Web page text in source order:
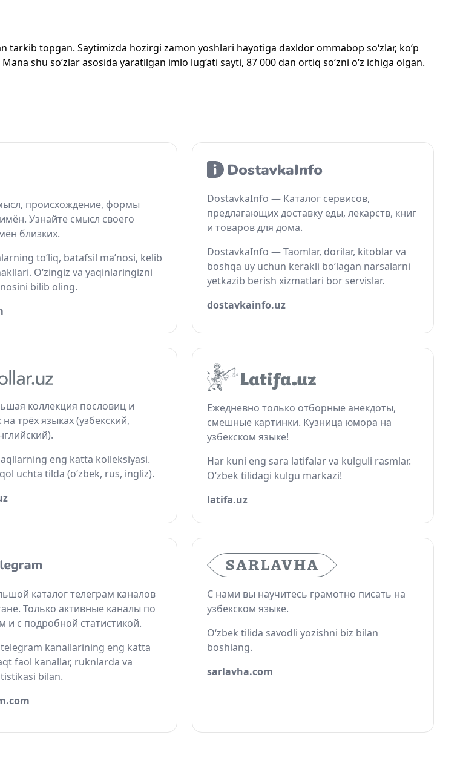
tarkib topgan. Saytimizda hozirgi zamon yoshlari hayotiga daxldor ommabop so‘zlar, ko‘p
shu so‘zlar asosida yaratilgan imlo lug‘ati sayti, 87 000 dan ortiq so‘zni o‘z ichiga olgan.
происхождение, формы
Узнайте смысл своего
близких.
to‘liq, batafsil ma’nosi, kelib
O‘zingiz va yaqinlaringizni
bilib oling.
DostavkaInfo — Каталог сервисов,
предлагающих доставку еды, лекарств, книг
и товаров для дома.
DostavkaInfo — Taomlar, dorilar, kitoblar va
boshqa uy uchun kerakli bo‘lagan narsalarni
yetkazib berish xizmatlari bor servislar.
dostavkainfo.uz
коллекция пословиц и
трёх языках (узбекский,
eng katta kolleksiyasi.
uchta tilda (o‘zbek, rus, ingliz).
Ежедневно только отборные анекдоты,
смешные картинки. Кузница юмора на
узбекском языке!
Har kuni eng sara latifalar va kulguli rasmlar.
O‘zbek tilidagi kulgu markazi!
latifa.uz
каталог телеграм каналов
Только активные каналы по
и с подробной статистикой.
telegram kanallarining eng katta
faol kanallar, ruknlarda va
bilan.
С нами вы научитесь грамотно писать на
узбекском языке.
O‘zbek tilida savodli yozishni biz bilan
boshlang.
sarlavha.com